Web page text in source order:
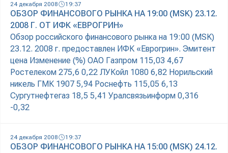
24 декабря 2008 19:37
ОБЗОР ФИНАНСОВОГО РЫНКА НА 19:00 (MSK) 23.12.
2008 Г. ОТ ИФК «ЕВРОГРИН»
Обзор российского финансового рынка на 19:00 (MSK)
23.12. 2008 г. предоставлен ИФК «Еврогрин». Эмитент
цена Изменение (%) ОАО Газпром 115,03 4,67
Ростелеком 275,6 0,22 ЛУКойл 1080 6,82 Норильский
никель ГМК 1907 5,94 Роснефть 115,05 6,13
Сургутнефтегаз 18,5 5,41 Уралсвязьинформ 0,316
-0,32
24 декабря 2008 19:37
ОБЗОР ФИНАНСОВОГО РЫНКА НА 15:00 (MSK) 24.12.